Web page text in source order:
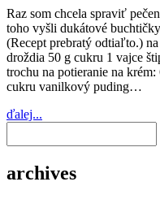
Raz som chcela spraviť
toho vyšli dukátové
(Recept prebratý odtiaľto.)
droždia 50 g cukru 1 vajce
trochu na potieranie na
cukru vanilkový puding…
ďalej...
archives